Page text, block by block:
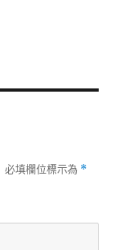
必填欄位標示為 *